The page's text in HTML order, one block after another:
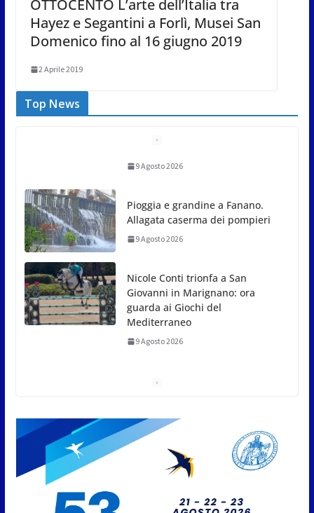
OTTOCENTO L’arte dell’Italia tra
Hayez e Segantini a Forlì, Musei San
Domenico fino al 16 giugno 2019
2 Aprile 2019
Top News
Pioggia e grandine a Fanano.
9 Agosto 2026
Nicole Conti trionfa a San
guarda ai Giochi del
Mediterraneo
9 Agosto 2026
Dennis Spircu fa doppietta a
Giro aereo d’Italia: a San Marino
è stata l’ultima tappa
9 Agosto 2026
San Marino. AR plaude al